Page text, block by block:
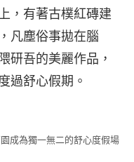
，有著古樸紅磚建
凡塵俗事拋在腦
研吾的美麗作品，
過舒心假期。
成為獨一無二的舒心度假場